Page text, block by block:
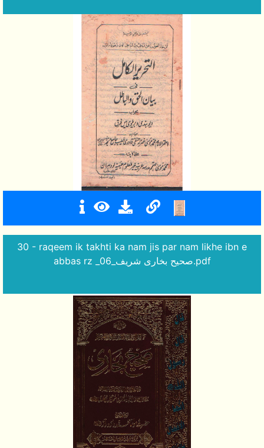
30 - raqeem ik takhti ka nam jis par nam likhe ibn e
abbas rz _صحیح بخاری شریف_06.pdf